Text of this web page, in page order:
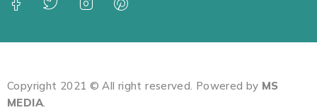
Copyright 2021 © All right reserved. Powered by MS
MEDIA.